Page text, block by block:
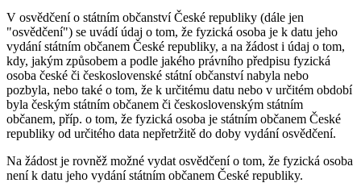
V osvědčení o státním občanství České republiky (dále jen
"osvědčení") se uvádí údaj o tom, že fyzická osoba je k datu jeho
vydání státním občanem České republiky, a na žádost i údaj o tom,
kdy, jakým způsobem a podle jakého právního předpisu fyzická
osoba české či československé státní občanství nabyla nebo
pozbyla, nebo také o tom, že k určitému datu nebo v určitém období
byla českým státním občanem či československým státním
občanem, příp. o tom, že fyzická osoba je státním občanem České
republiky od určitého data nepřetržitě do doby vydání osvědčení.
Na žádost je rovněž možné vydat osvědčení o tom, že fyzická osoba
není k datu jeho vydání státním občanem České republiky.